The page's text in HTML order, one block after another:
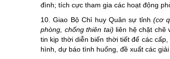
đình; tích cực tham gia các hoạt động
10. Giao Bộ Chỉ huy Quân sự tỉnh(cơ
phòng, chống thiên tai) liên hệ chặt chẽ
tin kịp thời diễn biến thời tiết để các
hình, dự báo tình huống, đề xuất các